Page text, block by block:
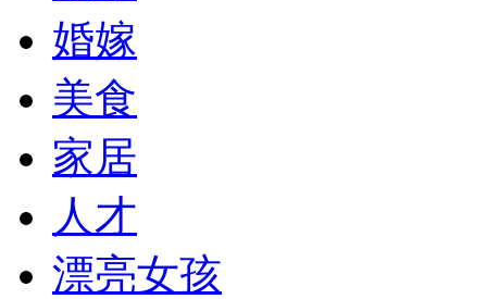
婚嫁
美食
家居
人才
漂亮女孩